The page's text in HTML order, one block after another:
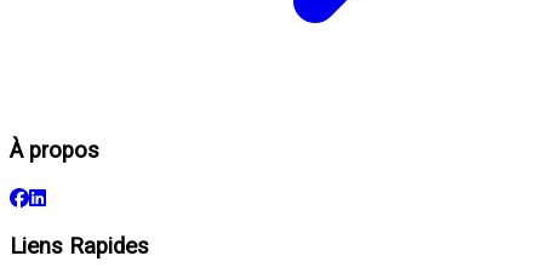
À propos
Liens Rapides